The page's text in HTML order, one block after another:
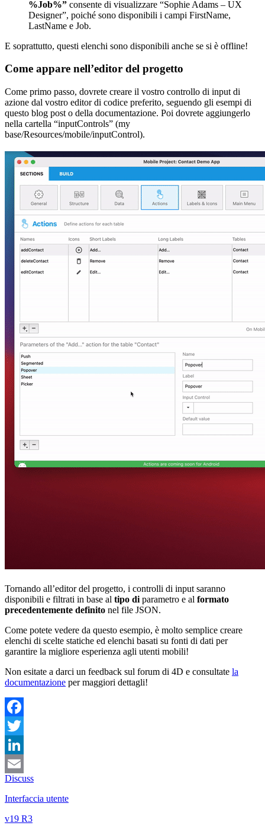
%Job%” consente di visualizzare “Sophie Adams – UX
Designer”, poiché sono disponibili i campi FirstName,
LastName e Job.
E soprattutto, questi elenchi sono disponibili anche se si è offline!
Come appare nell’editor del progetto
Come primo passo, dovrete creare il vostro controllo di input di
azione dal vostro editor di codice preferito, seguendo gli esempi di
questo blog post o della documentazione. Poi dovrete aggiungerlo
nella cartella “inputControls” (my
base/Resources/mobile/inputControl).
Tornando all’editor del progetto, i controlli di input saranno
disponibili e filtrati in base al tipo di parametro e al formato
precedentemente definito nel file JSON.
Come potete vedere da questo esempio, è molto semplice creare
elenchi di scelte statiche ed elenchi basati su fonti di dati per
garantire la migliore esperienza agli utenti mobili!
Non esitate a darci un feedback sul forum di 4D e consultate la
documentazione per maggiori dettagli!
Facebook
Twitter
LinkedIn
Email
Discuss
Interfaccia utente
v19 R3